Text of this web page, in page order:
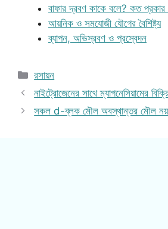
বাফার দ্রবণ কাকে বলে? কত
আয়নিক ও সমযোজী যৌগের বৈশিষ্ট্য
ব্যাপন, অভিস্রবণ ও প্রস্বেদন
Categories
রসায়ন
নাইট্রোজেনের সাথে ম্যাগনেসিয়ামের
সকল d-ব্লক মৌল অবস্থান্তর মৌল